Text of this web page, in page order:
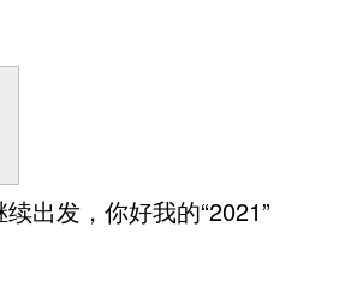
出发，你好我的“2021”